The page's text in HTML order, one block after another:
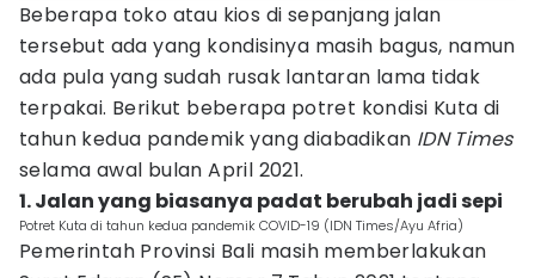
Beberapa toko atau kios di sepanjang jalan
tersebut ada yang kondisinya masih bagus, namun
ada pula yang sudah rusak lantaran lama tidak
terpakai. Berikut beberapa potret kondisi Kuta di
tahun kedua pandemik yang diabadikan IDN Times
selama awal bulan April 2021.
1. Jalan yang biasanya padat berubah jadi sepi
Potret Kuta di tahun kedua pandemik COVID-19 (IDN Times/Ayu Afria)
Pemerintah Provinsi Bali masih memberlakukan